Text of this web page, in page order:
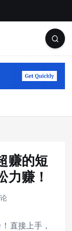
赚的短
力赚！
直接上手，